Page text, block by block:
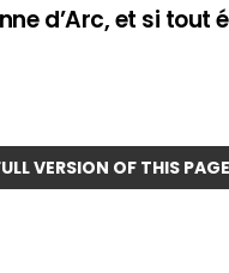
d’Arc, et si tout
VERSION OF THIS PAGE